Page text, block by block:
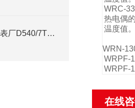
上海自动化远东仪表厂D540/7T温度控制器技术参数
WRC-
热电偶
温度值
WRN-
WRPF-
WRPF-
在线